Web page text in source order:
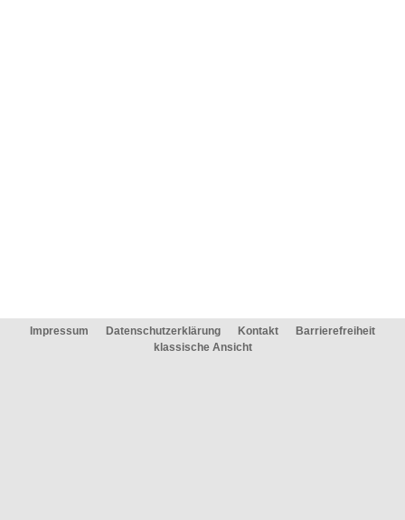
Impressum Datenschutzerklärung Kontakt
Barrierefreiheit
klassische Ansicht